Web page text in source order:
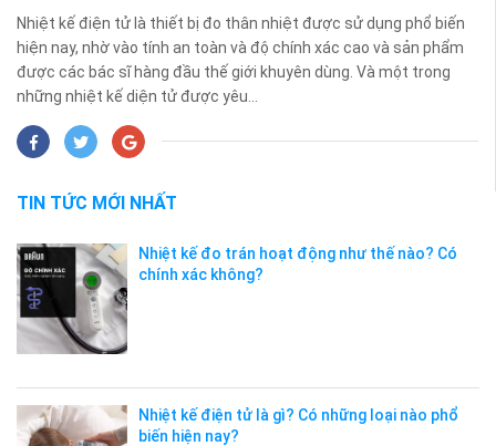
Nhiệt kế điện tử là thiết bị đo thân nhiệt được sử dụng phổ biến
hiện nay, nhờ vào tính an toàn và độ chính xác cao và sản phẩm
được các bác sĩ hàng đầu thế giới khuyên dùng. Và một trong
những nhiệt kế diện tử được yêu...
TIN TỨC MỚI NHẤT
Nhiệt kế đo trán hoạt động như thế nào? Có
chính xác không?
Nhiệt kế điện tử là gì? Có những loại nào phổ
biến hiện nay?